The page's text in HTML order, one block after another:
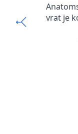
vrat je